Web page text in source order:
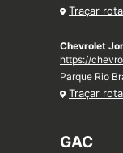
Traçar rota
Chevrolet
https://
Parque Rio
Traçar rota
GAC